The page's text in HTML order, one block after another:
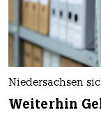
Niedersachsen
Weiterhin